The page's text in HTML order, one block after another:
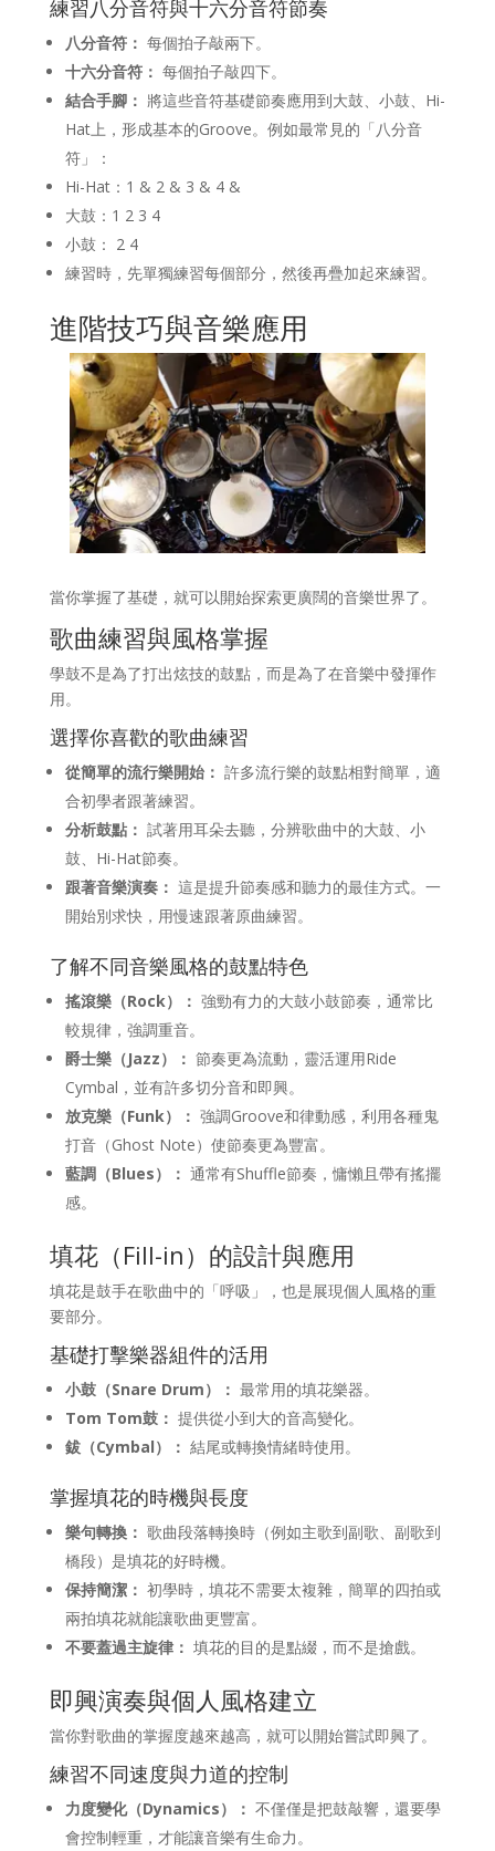
練習八分音符與十六分音符節奏
八分音符： 每個拍子敲兩下。
十六分音符： 每個拍子敲四下。
結合手腳： 將這些音符基礎節奏應用到大鼓、小鼓、Hi-
Hat上，形成基本的Groove。例如最常見的「八分音
符」：
Hi-Hat：1 & 2 & 3 & 4 &
大鼓：1 2 3 4
小鼓： 2 4
練習時，先單獨練習每個部分，然後再疊加起來練習。
進階技巧與音樂應用
當你掌握了基礎，就可以開始探索更廣闊的音樂世界了。
歌曲練習與風格掌握
學鼓不是為了打出炫技的鼓點，而是為了在音樂中發揮作
用。
選擇你喜歡的歌曲練習
從簡單的流行樂開始： 許多流行樂的鼓點相對簡單，適
合初學者跟著練習。
分析鼓點： 試著用耳朵去聽，分辨歌曲中的大鼓、小
鼓、Hi-Hat節奏。
跟著音樂演奏： 這是提升節奏感和聽力的最佳方式。一
開始別求快，用慢速跟著原曲練習。
了解不同音樂風格的鼓點特色
搖滾樂（Rock）： 強勁有力的大鼓小鼓節奏，通常比
較規律，強調重音。
爵士樂（Jazz）： 節奏更為流動，靈活運用Ride
Cymbal，並有許多切分音和即興。
放克樂（Funk）： 強調Groove和律動感，利用各種鬼
打音（Ghost Note）使節奏更為豐富。
藍調（Blues）： 通常有Shuffle節奏，慵懶且帶有搖擺
感。
填花（Fill-in）的設計與應用
填花是鼓手在歌曲中的「呼吸」，也是展現個人風格的重
要部分。
基礎打擊樂器組件的活用
小鼓（Snare Drum）： 最常用的填花樂器。
Tom Tom鼓： 提供從小到大的音高變化。
鈸（Cymbal）： 結尾或轉換情緒時使用。
掌握填花的時機與長度
樂句轉換： 歌曲段落轉換時（例如主歌到副歌、副歌到
橋段）是填花的好時機。
保持簡潔： 初學時，填花不需要太複雜，簡單的四拍或
兩拍填花就能讓歌曲更豐富。
不要蓋過主旋律： 填花的目的是點綴，而不是搶戲。
即興演奏與個人風格建立
當你對歌曲的掌握度越來越高，就可以開始嘗試即興了。
練習不同速度與力道的控制
力度變化（Dynamics）： 不僅僅是把鼓敲響，還要學
會控制輕重，才能讓音樂有生命力。